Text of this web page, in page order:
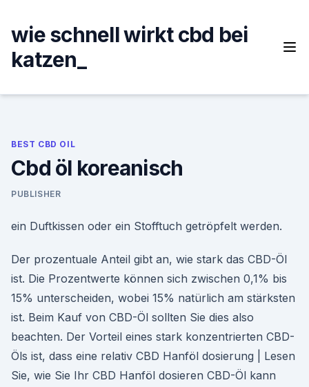
content
wie schnell wirkt cbd bei
katzen_
BEST CBD OIL
Cbd öl koreanisch
PUBLISHER
ein Duftkissen oder ein Stofftuch getröpfelt werden.
Der prozentuale Anteil gibt an, wie stark das CBD-Öl
ist. Die Prozentwerte können sich zwischen 0,1% bis
15% unterscheiden, wobei 15% natürlich am stärksten
ist. Beim Kauf von CBD-Öl sollten Sie dies also
beachten. Der Vorteil eines stark konzentrierten CBD-
Öls ist, dass eine relativ CBD Hanföl dosierung | Lesen
Sie, wie Sie Ihr CBD Hanföl dosieren CBD-Öl kann